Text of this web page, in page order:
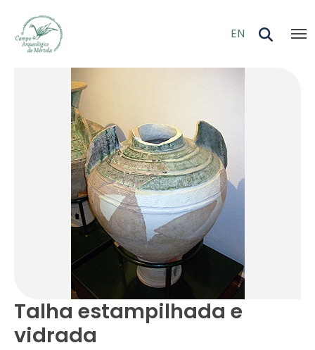
EN
Talha estampilhada e
vidrada